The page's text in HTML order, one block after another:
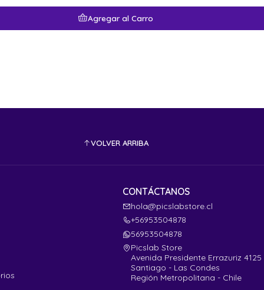
Agregar al Carro
VOLVER ARRIBA
CONTÁCTANOS
hola@picslabstore.cl
+56953504878
56953504878
Picslab Store
Avenida Presidente Errazuriz 4125
Santiago - Las Condes
Región Metropolitana - Chile